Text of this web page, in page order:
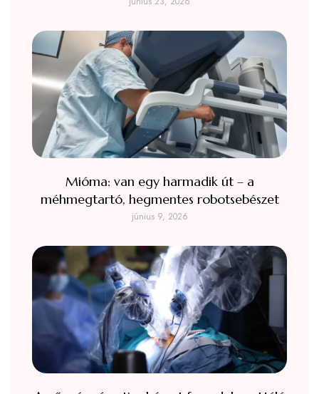
Mióma: van egy harmadik út – a
méhmegtartó, hegmentes robotsebészet
június 9, 2026